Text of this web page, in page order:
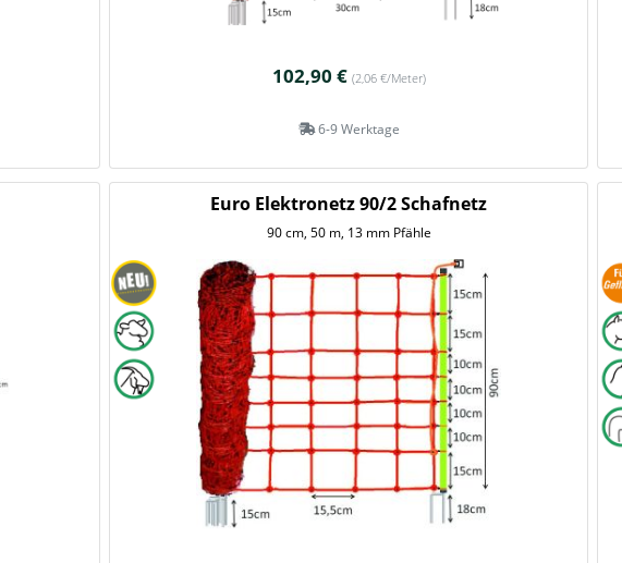
102,90 € (2,06 €/Meter)
6-9 Werktage
Euro Elektronetz 90/2 Schafnetz
90 cm, 50 m, 13 mm Pfähle